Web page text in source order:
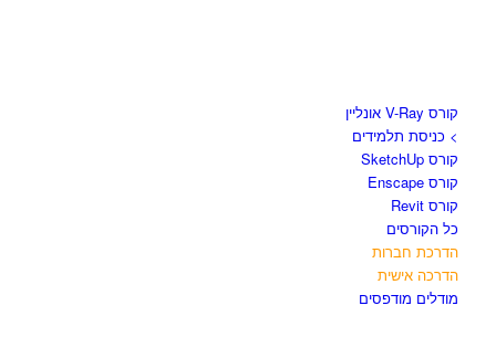
קורס V-Ray אונליין
> כניסת תלמידים
קורס SketchUp
קורס Enscape
קורס Revit
כל הקורסים
הדרכת חברות
הדרכה אישית
מודלים מודפסים